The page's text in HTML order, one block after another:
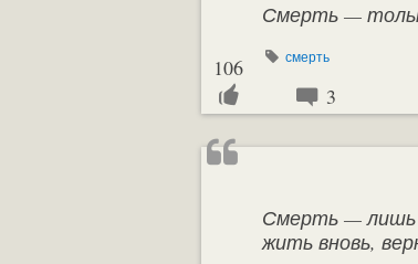
Смерть —
смерть
106
3
Смерть — лишь
жить вновь,